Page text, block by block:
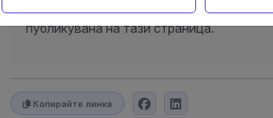
произтичащи от правни или
публикувана на тази страница.
Копирайте линка